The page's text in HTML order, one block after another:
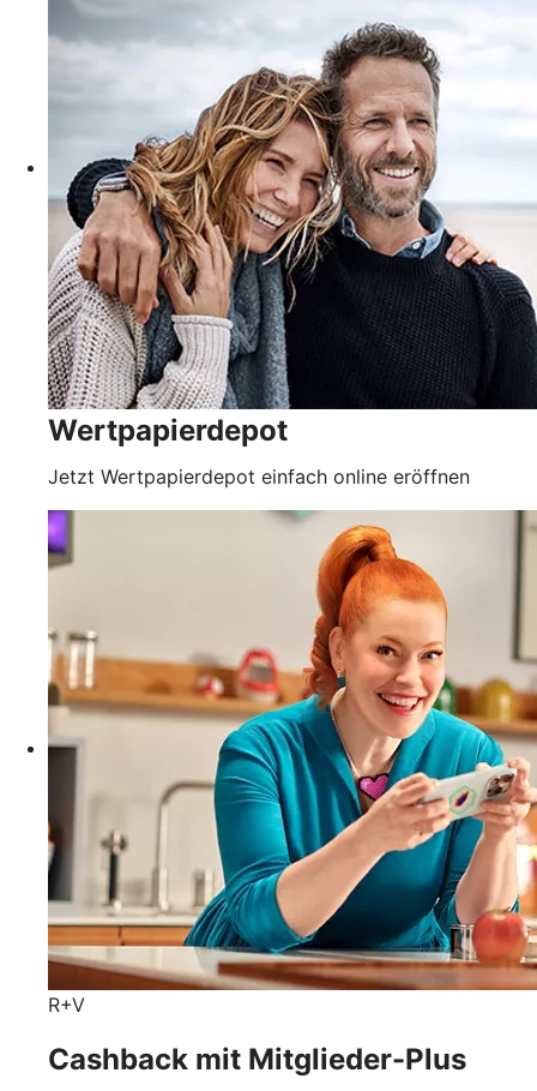
Wertpapierdepot
Jetzt Wertpapierdepot einfach online eröffnen
R+V
Cashback mit Mitglieder-Plus